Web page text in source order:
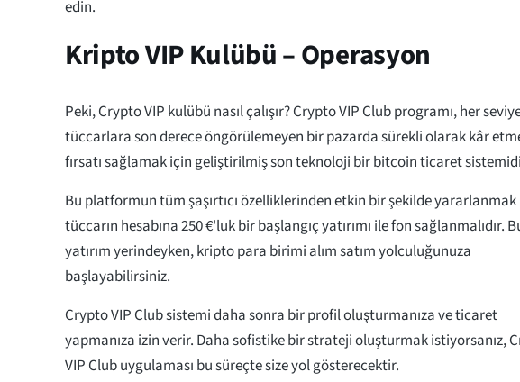
edin.
Kripto VIP Kulübü – Operasyon
Peki, Crypto VIP kulübü nasıl çalışır? Crypto VIP Club programı, her
tüccarlara son derece öngörülemeyen bir pazarda sürekli olarak kâr
fırsatı sağlamak için geliştirilmiş son teknoloji bir bitcoin ticaret
Bu platformun tüm şaşırtıcı özelliklerinden etkin bir şekilde
tüccarın hesabına 250 €'luk bir başlangıç yatırımı ile fon sağlanmalıdır.
yatırım yerindeyken, kripto para birimi alım satım yolculuğunuza
başlayabilirsiniz.
Crypto VIP Club sistemi daha sonra bir profil oluşturmanıza ve ticaret
yapmanıza izin verir. Daha sofistike bir strateji oluşturmak istiyorsanız,
VIP Club uygulaması bu süreçte size yol gösterecektir.